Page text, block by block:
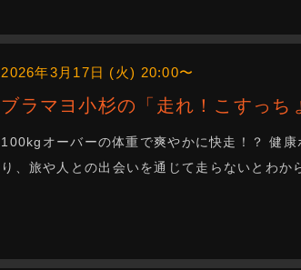
2026年3月17日 (火) 20:00〜
ブラマヨ小杉の「走れ！こすっ
100kgオーバーの体重で爽やかに快走！？ 健
り、旅や人との出会いを通じて走らないとわ